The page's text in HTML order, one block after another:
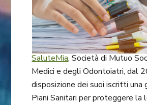
SaluteMia, Società di Mutuo
Medici e degli Odontoiatri, dal
disposizione dei suoi iscritti una
Piani Sanitari per proteggere la